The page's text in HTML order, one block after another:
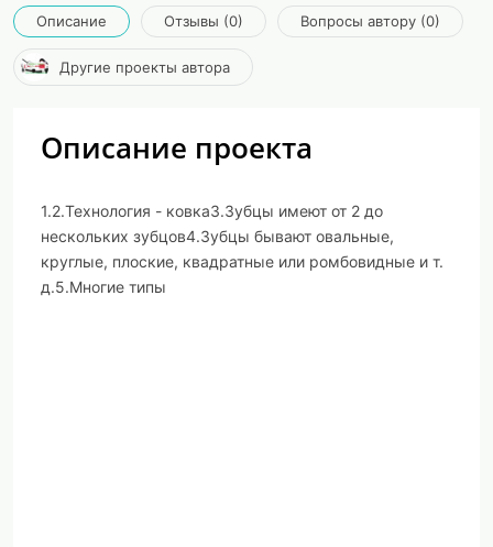
Описание Отзывы (0) Вопросы автору (0)
Другие проекты автора
Описание проекта
1.2.Технология - ковка3.Зубцы имеют от 2 до
нескольких зубцов4.Зубцы бывают овальные,
круглые, плоские, квадратные или ромбовидные и т.
д.5.Многие типы